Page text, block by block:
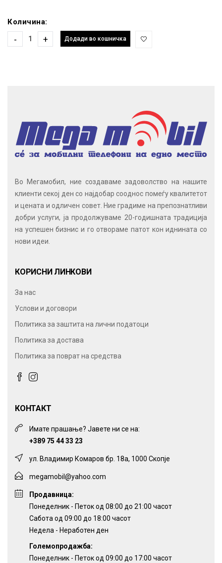
Количина:
- + Додади во кошничка
Во Мегамобил, ние создаваме задоволство на нашите
клиенти секој ден со најдобар сооднос помеѓу квалитетот
и цената и одличен совет. Ние градиме на препознатливи
добри услуги, ја продолжуваме 20-годишната традиција
на успешен бизнис и го отвораме патот кон иднината со
нови идеи.
КОРИСНИ ЛИНКОВИ
За нас
Услови и договори
Политика за заштита на лични податоци
Политика за достава
Политика за поврат на средства
КОНТАКТ
Имате прашање? Јавете ни се на:
+389 75 44 33 23
ул. Владимир Комаров бр. 18а, 1000 Скопје
megamobil@yahoo.com
Продавница:
Понеделник - Петок од 08:00 до 21:00 часот
Сабота од 09:00 до 18:00 часот
Недела - Неработен ден
Големопродажба:
Понеделник - Петок од 09:00 до 17:00 часот